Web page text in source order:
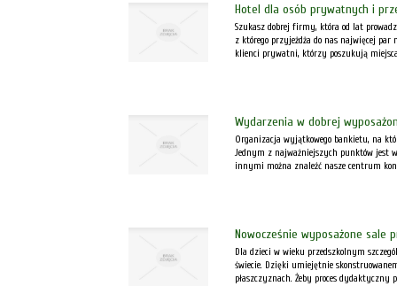
Hotel dla osób prywatnych i
Szukasz dobrej firmy, która od lat
z którego przyjeżdża do nas najwięcej
klienci prywatni, którzy poszukują
Wydarzenia w dobrej
Organizacja wyjątkowego bankietu, na
Jednym z najważniejszych punktów jest
innymi można znaleźć nasze centrum
Nowocześnie wyposażone sale
Dla dzieci w wieku przedszkolnym
świecie. Dzięki umiejętnie
płaszczyznach. Żeby proces dydaktyczny